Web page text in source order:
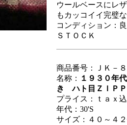
ウールベースにレ
もカッコイイ完璧な
コンディション：
ＳＴＯＣＫ
商品番号：ＪＫ－８
名称：
１９３０年
き ハト目ＺＩＰ
プライス：ｔａｘ
年代：30'S
サイズ：４０～４